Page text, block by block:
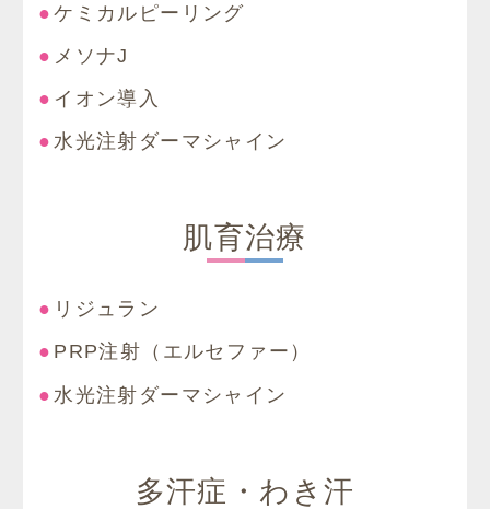
ケミカルピーリング
メソナJ
イオン導入
水光注射ダーマシャイン
肌育治療
リジュラン
PRP注射（エルセファー）
水光注射ダーマシャイン
多汗症・わき汗